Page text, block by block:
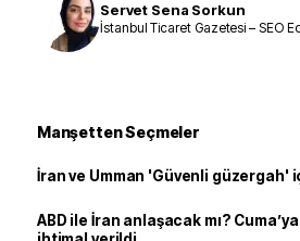
Servet Sena Sorkun
İstanbul Ticaret Gazetesi – SEO
Manşetten Seçmeler
İran ve Umman 'Güvenli güzergah'
ABD ile İran anlaşacak mı?